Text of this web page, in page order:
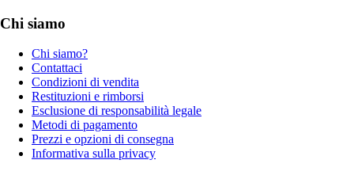
Chi siamo
Chi siamo?
Contattaci
Condizioni di vendita
Restituzioni e rimborsi
Esclusione di responsabilità legale
Metodi di pagamento
Prezzi e opzioni di consegna
Informativa sulla privacy